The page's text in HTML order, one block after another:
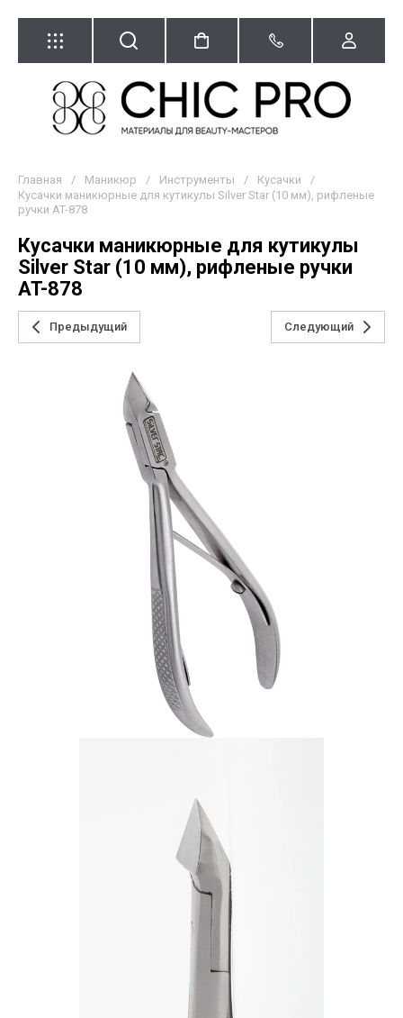
Главная / Маникюр / Инструменты / Кусачки
/
Кусачки маникюрные для кутикулы Silver Star (10 мм), рифленые
ручки AT-878
Кусачки маникюрные для кутикулы
Silver Star (10 мм), рифленые ручки
AT-878
Предыдущий Следующий